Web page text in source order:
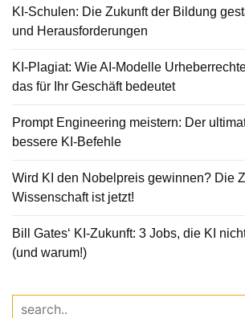
KI-Schulen: Die Zukunft der Bildung
und Herausforderungen
KI-Plagiat: Wie AI-Modelle
das für Ihr Geschäft bedeutet
Prompt Engineering meistern: Der
bessere KI-Befehle
Wird KI den Nobelpreis gewinnen? Die
Wissenschaft ist jetzt!
Bill Gates‘ KI-Zukunft: 3 Jobs, die KI
(und warum!)